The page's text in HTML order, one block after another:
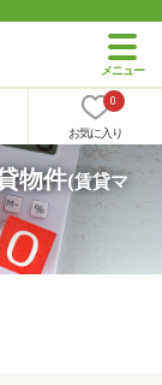
0
お気に入り
物件(賃貸マ